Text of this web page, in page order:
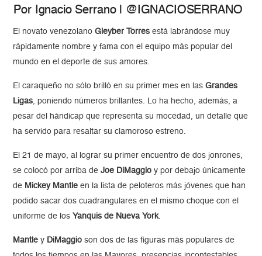
Por Ignacio Serrano | @IGNACIOSERRANO
El novato venezolanoGleyber Torres está labrándose muy
rápidamente nombre y fama con el equipo más popular del
mundo en el deporte de sus amores.
El caraqueño no sólo brilló en su primer mes en lasGrandes
Ligas, poniendo números brillantes. Lo ha hecho, además, a
pesar del hándicap que representa su mocedad, un detalle que
ha servido para resaltar su clamoroso estreno.
El 21 de mayo, al lograr su primer encuentro de dos jonrones,
se colocó por arriba deJoe DiMaggio y por debajo únicamente
de Mickey Mantle en la lista de peloteros más jóvenes que han
podido sacar dos cuadrangulares en el mismo choque con el
uniforme de los Yanquis de Nueva York.
Mantle y DiMaggio son dos de las figuras más populares de